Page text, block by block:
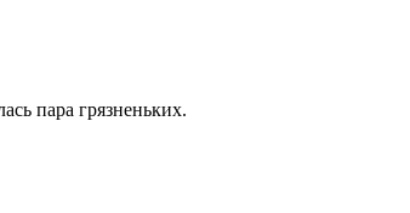
пара грязненьких.